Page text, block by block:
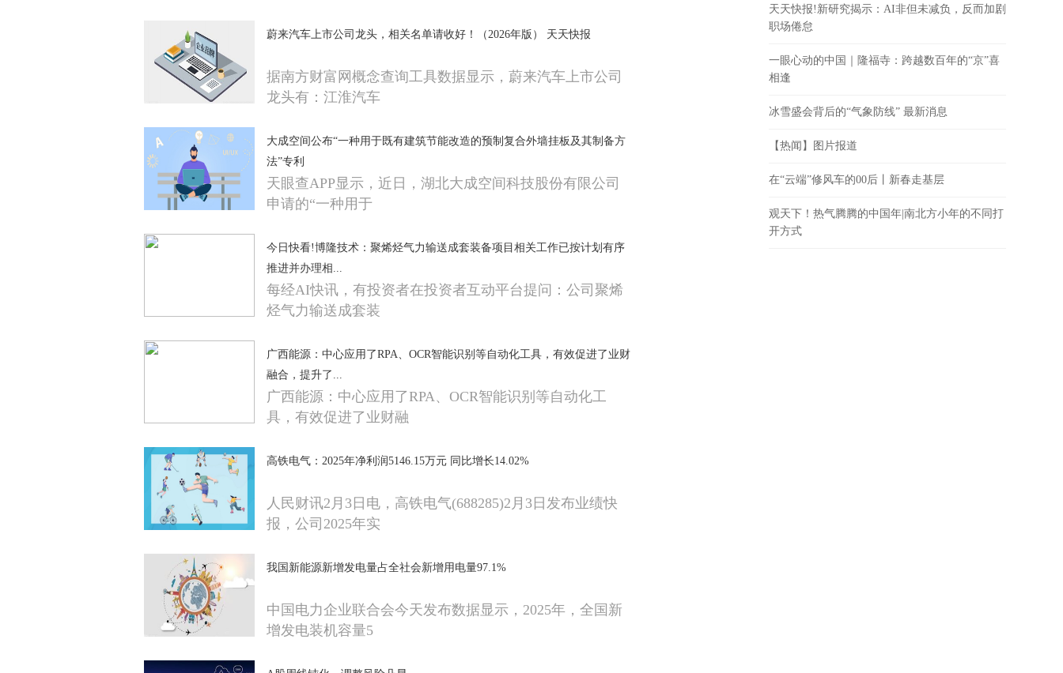
蔚来汽车上市公司龙头，相关名单请收好！（2026年版） 天天快报
据南方财富网概念查询工具数据显示，蔚来汽车上市公司
龙头有：江淮汽车
大成空间公布“一种用于既有建筑节能改造的预制复合外墙挂板及其制备方
法”专利
天眼查APP显示，近日，湖北大成空间科技股份有限公司
申请的“一种用于
今日快看!博隆技术：聚烯烃气力输送成套装备项目相关工作已按计划有序
推进并办理相...
每经AI快讯，有投资者在投资者互动平台提问：公司聚烯
烃气力输送成套装
广西能源：中心应用了RPA、OCR智能识别等自动化工具，有效促进了业财
融合，提升了...
广西能源：中心应用了RPA、OCR智能识别等自动化工
具，有效促进了业财融
高铁电气：2025年净利润5146.15万元 同比增长14.02%
人民财讯2月3日电，高铁电气(688285)2月3日发布业绩快
报，公司2025年实
我国新能源新增发电量占全社会新增用电量97.1%
中国电力企业联合会今天发布数据显示，2025年，全国新
增发电装机容量5
天天快报!新研究揭示：AI非但未减负，反而加剧
职场倦怠
一眼心动的中国｜隆福寺：跨越数百年的“京”喜
相逢
冰雪盛会背后的“气象防线” 最新消息
【热闻】图片报道
在“云端”修风车的00后丨新春走基层
观天下！热气腾腾的中国年|南北方小年的不同打
开方式